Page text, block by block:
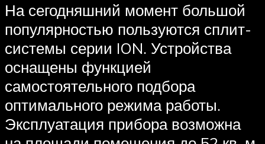
На сегодняшний момент большой
популярностью пользуются сплит-
системы серии ION. Устройства
оснащены функцией
самостоятельного подбора
оптимального режима работы.
Эксплуатация прибора возможна